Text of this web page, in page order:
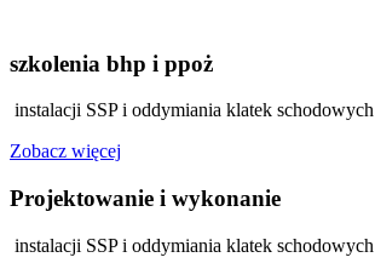
szkolenia bhp i ppoż
instalacji SSP i oddymiania klatek schodowych
Zobacz więcej
Projektowanie i wykonanie
instalacji SSP i oddymiania klatek schodowych